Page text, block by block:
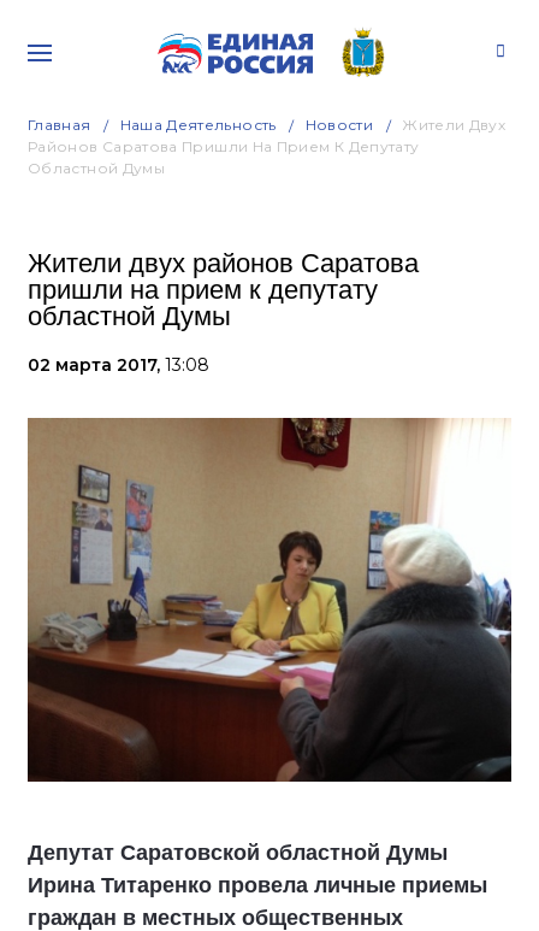
Главная Наша Деятельность Новости
Жители Двух
Районов Саратова Пришли На Прием К Депутату
Областной Думы
Жители двух районов Саратова
пришли на прием к депутату
областной Думы
02 марта 2017, 13:08
Депутат Саратовской областной Думы
Ирина Титаренко провела личные приемы
граждан в местных общественных